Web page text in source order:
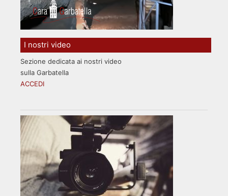
I nostri video
Sezione dedicata ai nostri video
sulla Garbatella
ACCEDI